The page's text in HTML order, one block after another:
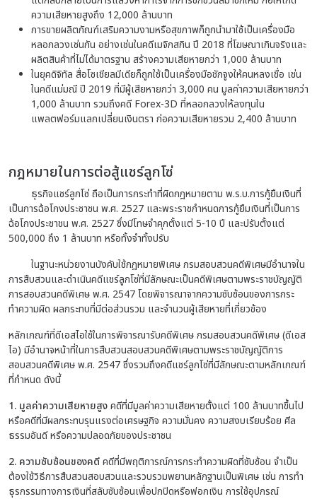
ความเสียหายสูงถึง 12,000 ล้านบาท
การขายผลิตภัณฑ์เสริมความงามหรือสุขภาพก็ถูกนำมาใช้เป็นเครื่องมือ
หลอกลวงเช่นกัน อย่างเช่นในคดีเมจิกสกิน ปี 2018 ที่โฆษณาเกินจริงและ
ผลิตสินค้าที่ไม่ได้มาตรฐาน สร้างความเสียหายกว่า 1,000 ล้านบาท
ในยุคดิจิทัล สื่อโซเชียลมีเดียก็ถูกใช้เป็นเครื่องมือชักจูงให้คนหลงเชื่อ เช่น
ในคดีแม่มณี ปี 2019 ที่มีผู้เสียหายกว่า 3,000 คน มูลค่าความเสียหายกว่า
1,000 ล้านบาท รวมถึงคดี Forex-3D ที่หลอกลวงให้ลงทุนใน
แพลตฟอร์มแลกเปลี่ยนเงินตรา ก่อความเสียหายรวม 2,400 ล้านบาท
กฎหมายในการต่อสู้แชร์ลูกโซ่
ธุรกิจแชร์ลูกโซ่ ถือเป็นการกระทำที่ผิดกฎหมายตาม พ.ร.บ.การกู้ยืมเงินที่
เป็นการฉ้อโกงประชาชน พ.ศ. 2527 และพระราชกำหนดการกู้ยืมเงินที่เป็นการ
ฉ้อโกงประชาชน พ.ศ. 2527 ซึ่งมีโทษจำคุกตั้งแต่ 5-10 ปี และปรับตั้งแต่
500,000 ถึง 1 ล้านบาท หรือทั้งจำทั้งปรับ
ในฐานะหน่วยงานบังคับใช้กฎหมายพิเศษ กรมสอบสวนคดีพิเศษมีอำนาจใน
การสืบสวนและดำเนินคดีแชร์ลูกโซ่ที่มีลักษณะเป็นคดีพิเศษตามพระราชบัญญัติ
การสอบสวนคดีพิเศษ พ.ศ. 2547 โดยพิจารณาจากความซับซ้อนของการกระ
ทำความผิด ผลกระทบที่มีต่อส่วนรวม และจำนวนผู้เสียหายที่เกี่ยวข้อง
หลักเกณฑ์ที่ดีเอสไอใช้ในการพิจารณารับคดีพิเศษกรมสอบสวนคดีพิเศษ (ดีเอส
ไอ) มีอำนาจหน้าที่ในการสืบสวนสอบสวนคดีพิเศษตามพระราชบัญญัติการ
สอบสวนคดีพิเศษ พ.ศ. 2547 ซึ่งรวมถึงคดีแชร์ลูกโซ่ที่มีลักษณะตามหลักเกณฑ์
ที่กำหนด ดังนี้
1. มูลค่าความเสียหายสูงคดีที่มีมูลค่าความเสียหายตั้งแต่ 100 ล้านบาทขึ้นไป
หรือคดีที่มีผลกระทบรุนแรงต่อเศรษฐกิจ ความมั่นคง ความสงบเรียบร้อย ศีล
ธรรมอันดี หรือความปลอดภัยของประชาชน
2. ความซับซ้อนของคดีคดีที่มีพฤติการณ์การกระทำความผิดที่ซับซ้อน จำเป็น
ต้องใช้วิธีการสืบสวนสอบสวนและรวบรวมพยานหลักฐานเป็นพิเศษ เช่น การทำ
ธุรกรรมทางการเงินที่สลับซับซ้อนเพื่อปกปิดหรือฟอกเงิน การใช้อุปกรณ์